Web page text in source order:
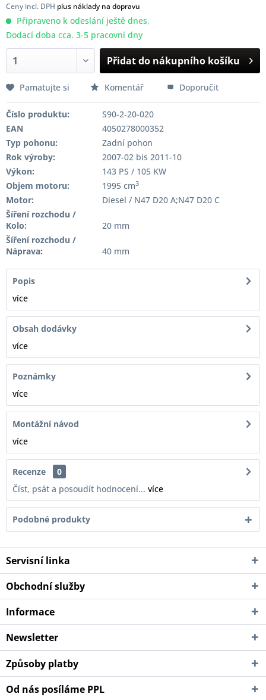
Ceny incl. DPH plus náklady na dopravu
Připraveno k odeslání ještě dnes,
Dodací doba cca. 3-5 pracovní dny
Přidat do nákupního košíku
Pamatujte si Komentář Doporučit
Číslo produktu:
S90-2-20-020
EAN
4050278000352
Typ pohonu:
Zadní pohon
Rok výroby:
2007-02 bis 2011-10
Výkon:
143 PS / 105 KW
Objem motoru:
1995 cm3
Motor:
Diesel / N47 D20 A;N47 D20 C
Šíření rozchodu /
Kolo:
20 mm
Šíření rozchodu /
Náprava:
40 mm
Popis
více
Obsah dodávky
více
Poznámky
více
Montážní návod
více
Recenze
0
Číst, psát a posoudít hodnocení... více
Podobné produkty
Servisní linka
Obchodní služby
Informace
Newsletter
Způsoby platby
Od nás posíláme PPL